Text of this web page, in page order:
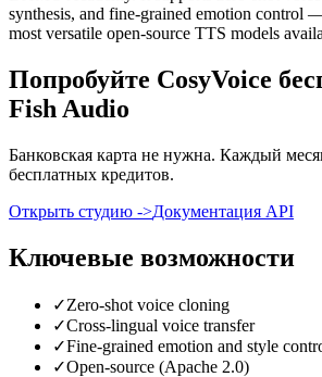
synthesis, and fine-grained emotion control
most versatile open-source TTS models
Попробуйте CosyVoice
Fish Audio
Банковская карта не нужна. Каждый
бесплатных кредитов.
Открыть студию ->Документация API
Ключевые возможности
✓Zero-shot voice cloning
✓Cross-lingual voice transfer
✓Fine-grained emotion and style
✓Open-source (Apache 2.0)